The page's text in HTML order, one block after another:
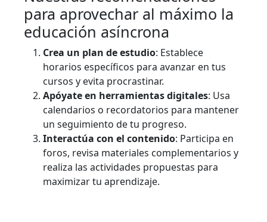
para aprovechar al máximo la
educación asíncrona
Crea un plan de estudio: Establece
horarios específicos para avanzar en tus
cursos y evita procrastinar.
Apóyate en herramientas digitales: Usa
calendarios o recordatorios para mantener
un seguimiento de tu progreso.
Interactúa con el contenido: Participa en
foros, revisa materiales complementarios y
realiza las actividades propuestas para
maximizar tu aprendizaje.